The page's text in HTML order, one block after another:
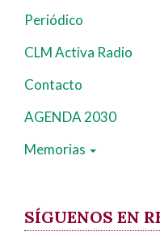
Periódico
CLM Activa Radio
Contacto
AGENDA 2030
Memorias
SÍGUENOS EN